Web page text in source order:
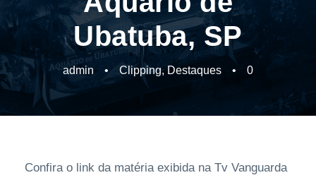
Ubatuba, SP
admin • Clipping, Destaques • 0
Confira o link da matéria exibida na Tv Vanguarda